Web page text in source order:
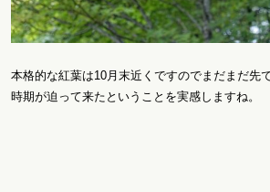
本格的な紅葉は10月末近くですのでまだまだ先
時期が迫って来たということを実感しますね。